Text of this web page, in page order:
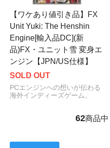
【ワケあり値引き品】FX
Unit Yuki: The Henshin
Engine[輸入品DC](新
品)FX・ユニット雪 変身エ
ンジン【JPN/US仕様】
SOLD OUT
PCエンジンへの想いが伝わる
海外インディーズゲーム。
62商品中